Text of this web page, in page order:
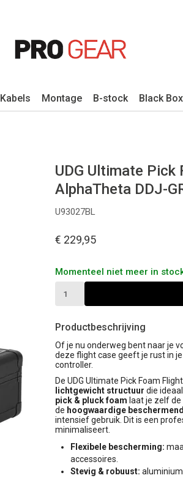
Kabels Montage B-stock Black Box
UDG Ultimate Pick
AlphaTheta DDJ-
U93027BL
€ 229,95
Momenteel niet meer in
Productbeschrijving
Of je nu onderweg bent naar je
deze flight case geeft je rust in
controller.
De UDG Ultimate Pick Foam
lichtgewicht structuur die
pick & pluck foam laat je zelf
de hoogwaardige
intensief gebruik. Dit is een
minimaliseert.
Flexibele bescherming:
accessoires.
Stevig & robuust: